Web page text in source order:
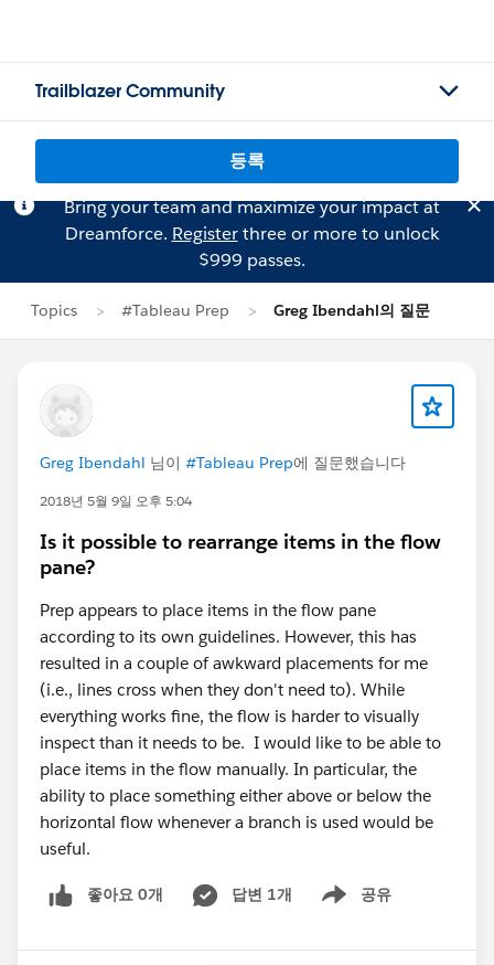
Trailblazer Community
등록
Bring your team and maximize your impact at
Dreamforce. Registerthree or more to unlock
$999 passes.
Topics #Tableau Prep Greg Ibendahl의 질문
Greg Ibendahl 님이 #Tableau Prep에 질문했습니다
2018년 5월 9일 오후 5:04
Is it possible to rearrange items in the flow
pane?
Prep appears to place items in the flow pane
according to its own guidelines. However, this has
resulted in a couple of awkward placements for me
(i.e., lines cross when they don't need to). While
everything works fine, the flow is harder to visually
inspect than it needs to be. I would like to be able to
place items in the flow manually. In particular, the
ability to place something either above or below the
horizontal flow whenever a branch is used would be
useful.
좋아요 0개 답변 1개 공유
Show menu